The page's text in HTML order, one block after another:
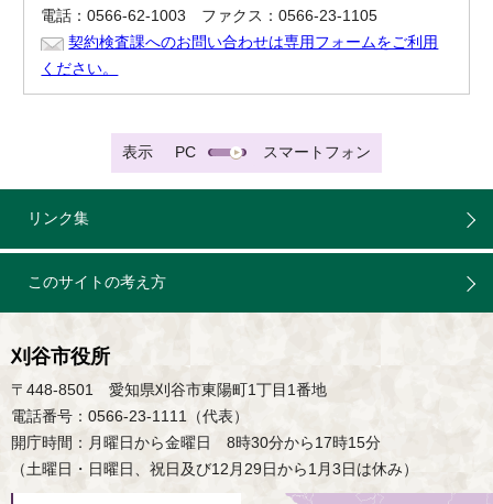
電話：0566-62-1003 ファクス：0566-23-1105
契約検査課へのお問い合わせは専用フォームをご利用
ください。
表示 PC スマートフォン
リンク集
このサイトの考え方
刈谷市役所
〒448-8501 愛知県刈谷市東陽町1丁目1番地
電話番号：0566-23-1111（代表）
開庁時間：月曜日から金曜日 8時30分から17時15分
（土曜日・日曜日、祝日及び12月29日から1月3日は休み）